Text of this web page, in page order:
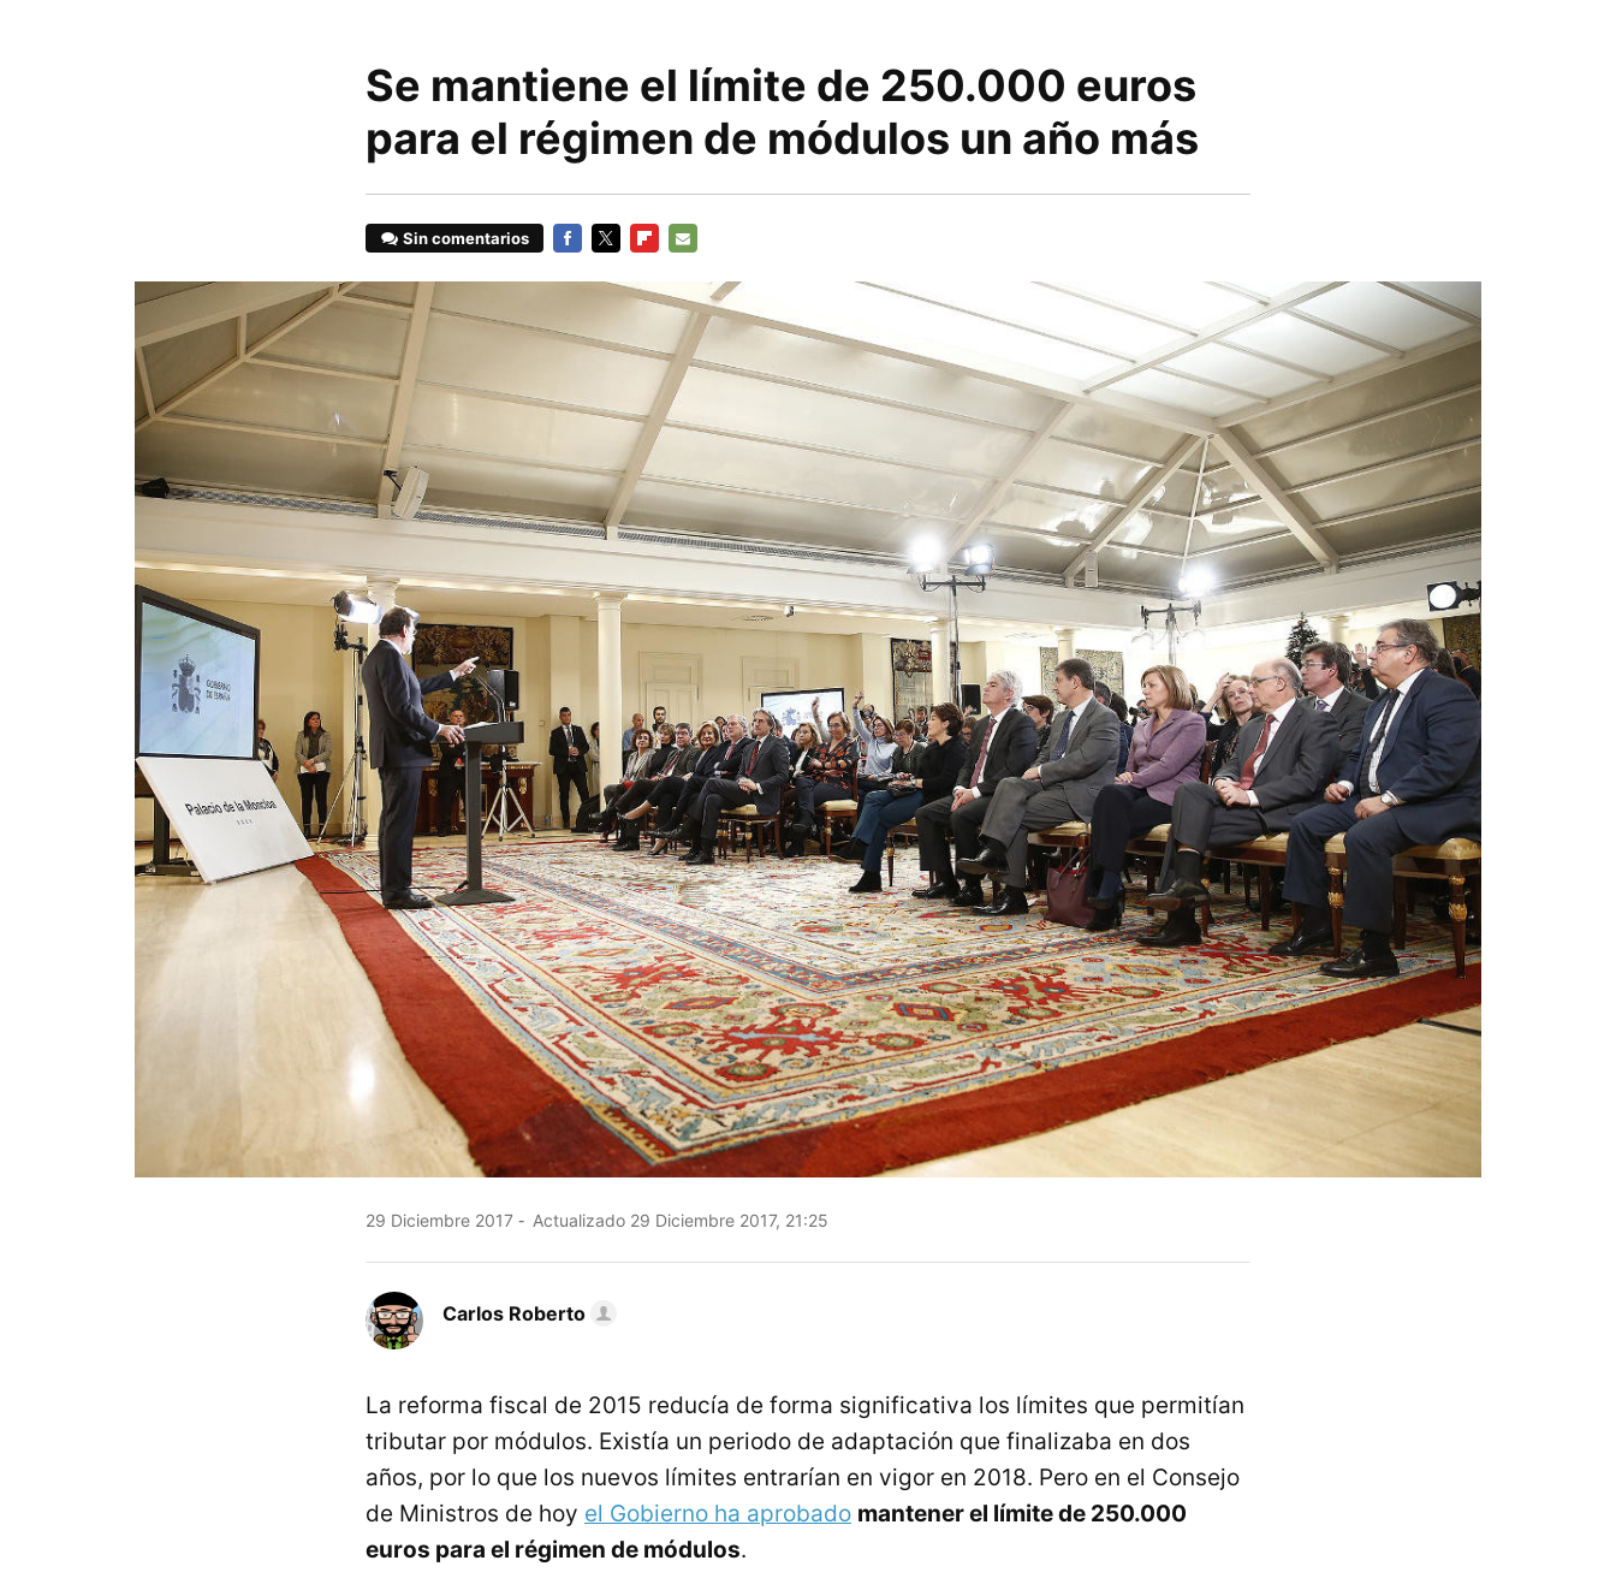
Se mantiene el límite de 250.000 euros
para el régimen de módulos un año más
Sin comentarios
MAIL
29 Diciembre 2017 Actualizado 29 Diciembre 2017, 21:25
Carlos Roberto
La reforma fiscal de 2015 reducía de forma significativa los límites que permitían
tributar por módulos. Existía un periodo de adaptación que finalizaba en dos
años, por lo que los nuevos límites entrarían en vigor en 2018. Pero en el Consejo
de Ministros de hoy el Gobierno ha aprobado mantener el límite de 250.000
euros para el régimen de módulos.